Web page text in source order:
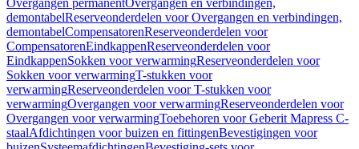
Overgangen permanentOvergangen en verbindingen,
demontabelReserveonderdelen voor Overgangen en verbindingen,
demontabelCompensatorenReserveonderdelen voor
CompensatorenEindkappenReserveonderdelen voor
EindkappenSokken voor verwarmingReserveonderdelen voor
Sokken voor verwarmingT-stukken voor
verwarmingReserveonderdelen voor T-stukken voor
verwarmingOvergangen voor verwarmingReserveonderdelen voor
Overgangen voor verwarmingToebehoren voor Geberit Mapress C-
staalAfdichtingen voor buizen en fittingenBevestigingen voor